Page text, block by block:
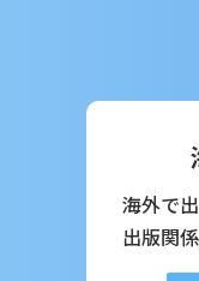
海外で
出版関